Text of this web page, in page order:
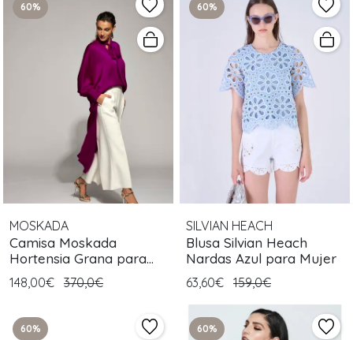
60%
MOSKADA
Camisa Moskada
Hortensia Grana para
Mujer
148,00€ 370,0€
60%
SILVIAN HEACH
Blusa Silvian Heach
Nardas Azul para Mujer
63,60€ 159,0€
60% 60%